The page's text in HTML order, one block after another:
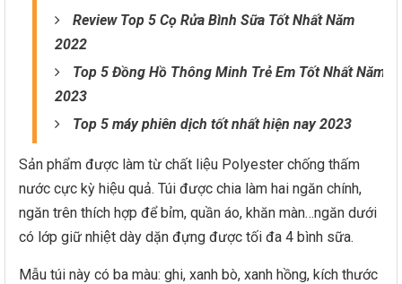
Review Top 5 Cọ Rửa Bình Sữa Tốt Nhất Năm
2022
Top 5 Đồng Hồ Thông Minh Trẻ Em Tốt Nhất Năm
2023
Top 5 máy phiên dịch tốt nhất hiện nay 2023
Sản phẩm được làm từ chất liệu Polyester chống thấm
nước cực kỳ hiệu quả. Túi được chia làm hai ngăn chính,
ngăn trên thích hợp để bỉm, quần áo, khăn màn…ngăn dưới
có lớp giữ nhiệt dày dặn đựng được tối đa 4 bình sữa.
Mẫu túi này có ba màu: ghi, xanh bò, xanh hồng, kích thước